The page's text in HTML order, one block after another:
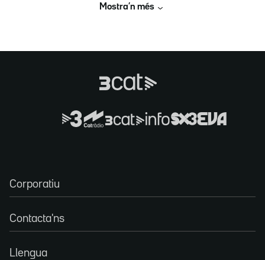
Mostra’n més
Corporatiu
Contacta'ns
Llengua